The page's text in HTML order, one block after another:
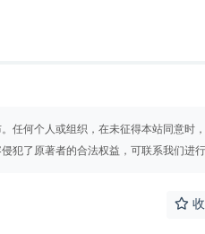
任何个人或组织，在未征得本站同意时
犯了原著者的合法权益，可联系我们进行